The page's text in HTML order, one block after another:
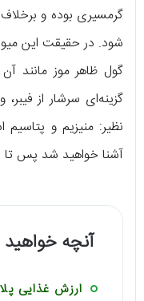
گرمسیری بوده و
شود. در حقیقت این
گول ظاهر موز مانند
نظیر: منیزیم و
آشنا خواهید شد پس تا
آنچه
ارزش غذایی